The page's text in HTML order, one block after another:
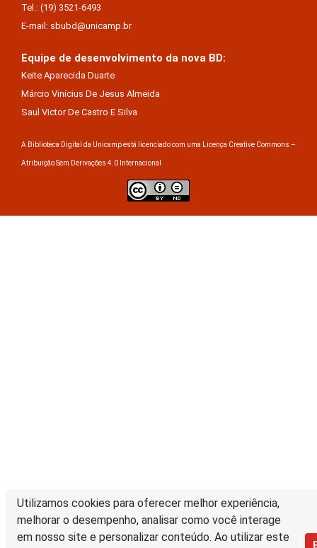
Utilizamos cookies para oferecer melhor experiência,
melhorar o desempenho, analisar como você interage
em nosso site e personalizar conteúdo. Ao utilizar este
Tel.: (19) 3521-6493
E-mail: sbubd@unicamp.br
Equipe de desenvolvimento da nova BD:
Keite Aparecida Duarte
Márcio Vinícius De Jesus Almeida
Saul Victor De Castro E Silva
A Biblioteca Digital da Unicamp está licenciado com uma Licença Creative Commons –
Atribuição Sem Derivações 4.0 Internacional